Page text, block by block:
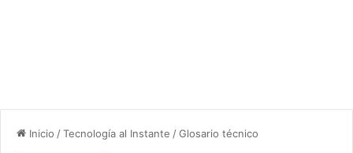
Inicio /Tecnología al Instante /Glosario técnico